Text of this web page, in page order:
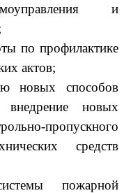
и
по профилактике
актов;
новых способов
новых
пропускного
средств
пожарной